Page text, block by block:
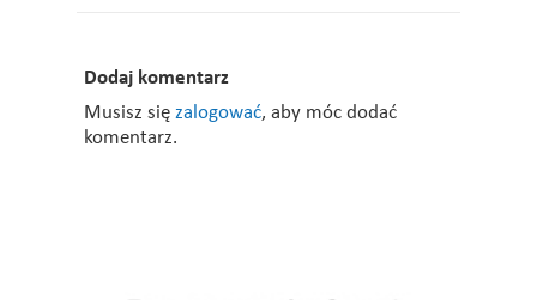
Dodaj komentarz
Musisz się zalogować, aby móc dodać
komentarz.